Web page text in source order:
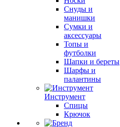
Снуды и
манишки
Сумки и
аксессуары
Топы и
футболки
Шапки и береты
Шарфы и
палантины
Инструмент
Спицы
Крючок